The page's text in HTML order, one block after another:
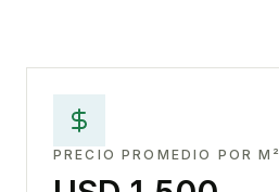
PRECIO PROMEDIO POR M²